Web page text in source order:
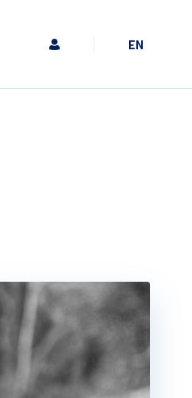
EN